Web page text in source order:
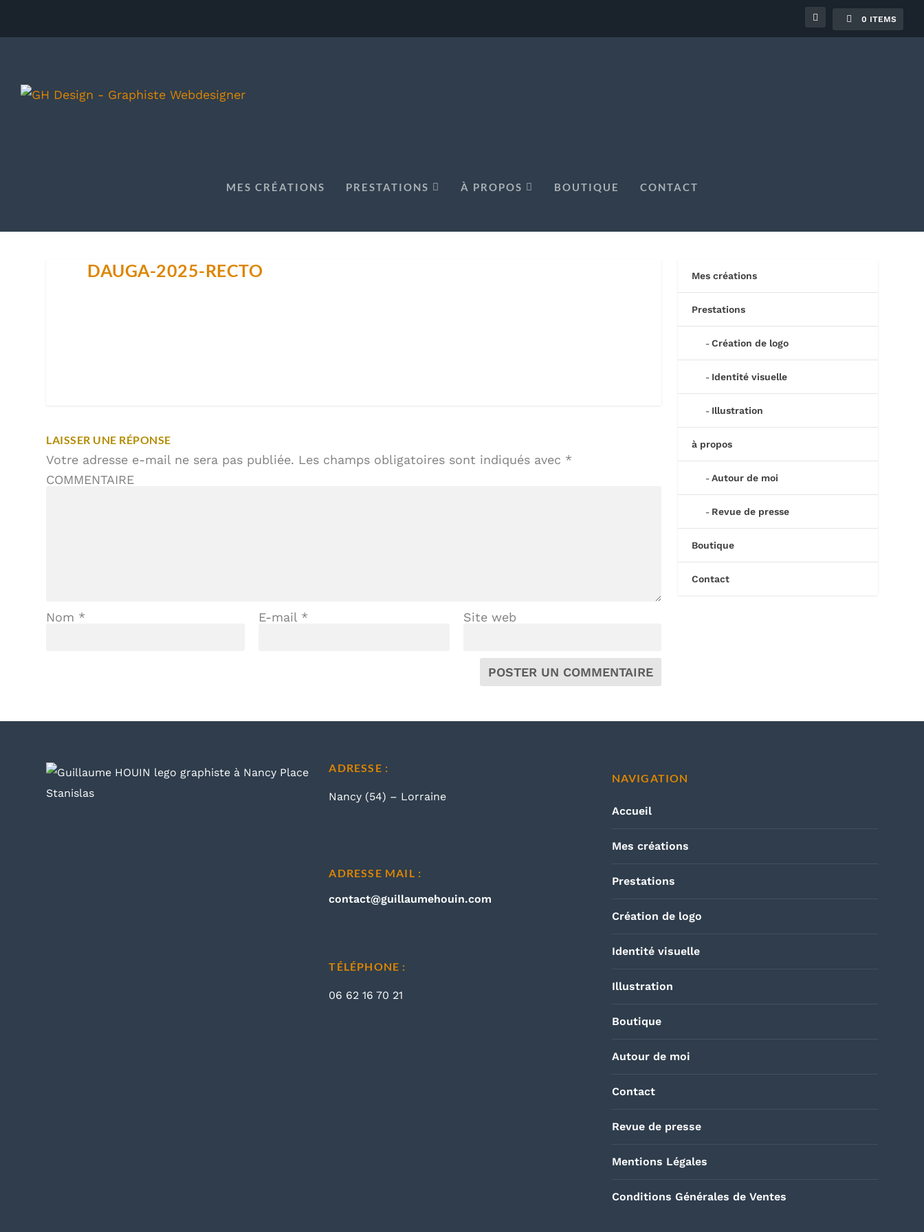
0 ITEMS
MES CRÉATIONS PRESTATIONS À PROPOS BOUTIQUE CONTACT
DAUGA-2025-RECTO
LAISSER UNE RÉPONSE
Votre adresse e-mail ne sera pas publiée. Les champs obligatoires sont indiqués avec *
COMMENTAIRE
Nom * E-mail * Site web
Mes créations
Prestations
Création de logo
Identité visuelle
Illustration
à propos
Autour de moi
Revue de presse
Boutique
Contact
ADRESSE :
Nancy (54) – Lorraine
ADRESSE MAIL :
contact@guillaumehouin.com
TÉLÉPHONE :
06 62 16 70 21
NAVIGATION
Accueil
Mes créations
Prestations
Création de logo
Identité visuelle
Illustration
Boutique
Autour de moi
Contact
Revue de presse
Mentions Légales
Conditions Générales de Ventes